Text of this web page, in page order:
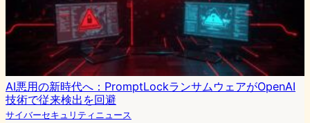
AI悪用の新時代へ：PromptLockランサムウェアがOpenAI
技術で従来検出を回避
サイバーセキュリティニュース